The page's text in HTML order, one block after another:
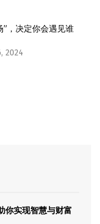
”，决定你会遇见谁
2024
你实现智慧与财富